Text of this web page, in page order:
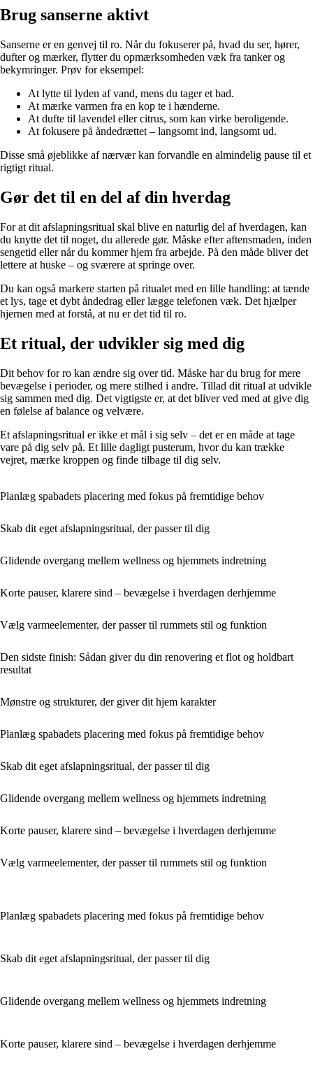
Brug sanserne aktivt
Sanserne er en genvej til ro. Når du fokuserer på, hvad du ser, hører,
dufter og mærker, flytter du opmærksomheden væk fra tanker og
bekymringer. Prøv for eksempel:
At lytte til lyden af vand, mens du tager et bad.
At mærke varmen fra en kop te i hænderne.
At dufte til lavendel eller citrus, som kan virke beroligende.
At fokusere på åndedrættet – langsomt ind, langsomt ud.
Disse små øjeblikke af nærvær kan forvandle en almindelig pause til et
rigtigt ritual.
Gør det til en del af din hverdag
For at dit afslapningsritual skal blive en naturlig del af hverdagen, kan
du knytte det til noget, du allerede gør. Måske efter aftensmaden, inden
sengetid eller når du kommer hjem fra arbejde. På den måde bliver det
lettere at huske – og sværere at springe over.
Du kan også markere starten på ritualet med en lille handling: at tænde
et lys, tage et dybt åndedrag eller lægge telefonen væk. Det hjælper
hjernen med at forstå, at nu er det tid til ro.
Et ritual, der udvikler sig med dig
Dit behov for ro kan ændre sig over tid. Måske har du brug for mere
bevægelse i perioder, og mere stilhed i andre. Tillad dit ritual at udvikle
sig sammen med dig. Det vigtigste er, at det bliver ved med at give dig
en følelse af balance og velvære.
Et afslapningsritual er ikke et mål i sig selv – det er en måde at tage
vare på dig selv på. Et lille dagligt pusterum, hvor du kan trække
vejret, mærke kroppen og finde tilbage til dig selv.
Planlæg spabadets placering med fokus på fremtidige behov
Skab dit eget afslapningsritual, der passer til dig
Glidende overgang mellem wellness og hjemmets indretning
Korte pauser, klarere sind – bevægelse i hverdagen derhjemme
Vælg varmeelementer, der passer til rummets stil og funktion
Den sidste finish: Sådan giver du din renovering et flot og holdbart
resultat
Mønstre og strukturer, der giver dit hjem karakter
Planlæg spabadets placering med fokus på fremtidige behov
Skab dit eget afslapningsritual, der passer til dig
Glidende overgang mellem wellness og hjemmets indretning
Korte pauser, klarere sind – bevægelse i hverdagen derhjemme
Vælg varmeelementer, der passer til rummets stil og funktion
Planlæg spabadets placering med fokus på fremtidige behov
Skab dit eget afslapningsritual, der passer til dig
Glidende overgang mellem wellness og hjemmets indretning
Korte pauser, klarere sind – bevægelse i hverdagen derhjemme